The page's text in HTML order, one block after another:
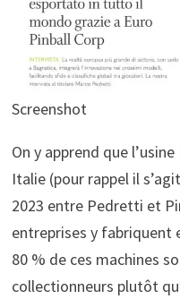
Screenshot
On y apprend que
Italie (pour rappel il
2023 entre Pedretti et
entreprises y fabriquent
80 % de ces machines
collectionneurs plutôt